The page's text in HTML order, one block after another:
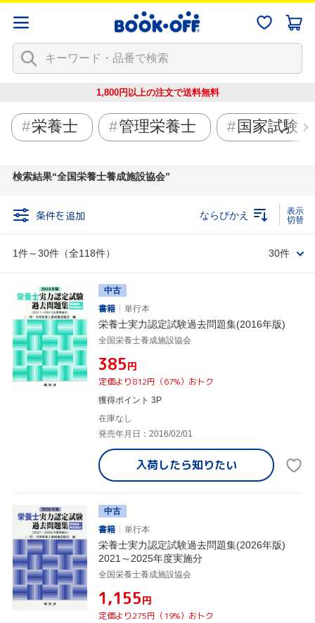
1,800円以上の注文で送料無料
栄養士 管理栄養士 国家試験
検索結果 全国栄養士養成施設協会
条件を追加
1件～30件（全118件）
ならびかえ
30件
中古
書籍
単行本
栄養士実力認定試験過去問題集(2016年版)
全国栄養士養成施設協会
¥385円
定価より812円（67%）おトク
獲得ポイント 3P
在庫なし
発売年月日：2016/02/01
入荷したら知りたい
中古
書籍
単行本
栄養士実力認定試験過去問題集(2026年版)
2021～2025年度実施分
全国栄養士養成施設協会
¥1,155円
定価より275円（19%）おトク